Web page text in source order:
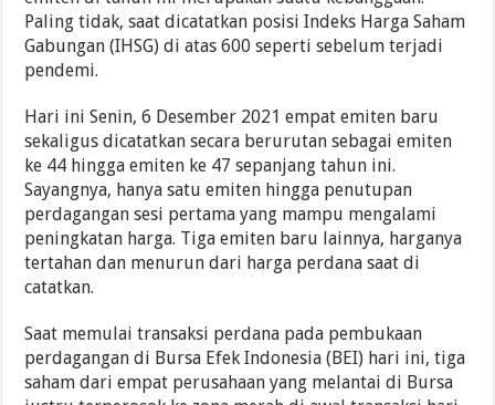
Paling tidak, saat dicatatkan posisi Indeks Harga Saham
Gabungan (IHSG) di atas 600 seperti sebelum terjadi
pendemi.
Hari ini Senin, 6 Desember 2021 empat emiten baru
sekaligus dicatatkan secara berurutan sebagai emiten
ke 44 hingga emiten ke 47 sepanjang tahun ini.
Sayangnya, hanya satu emiten hingga penutupan
perdagangan sesi pertama yang mampu mengalami
peningkatan harga. Tiga emiten baru lainnya, harganya
tertahan dan menurun dari harga perdana saat di
catatkan.
Saat memulai transaksi perdana pada pembukaan
perdagangan di Bursa Efek Indonesia (BEI) hari ini, tiga
saham dari empat perusahaan yang melantai di Bursa